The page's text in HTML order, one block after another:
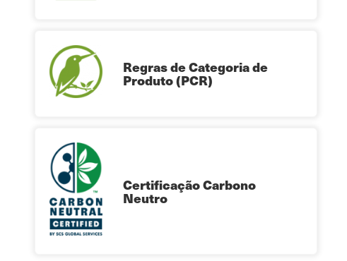
Regras de Categoria de
Produto (PCR)
Certificação Carbono
Neutro